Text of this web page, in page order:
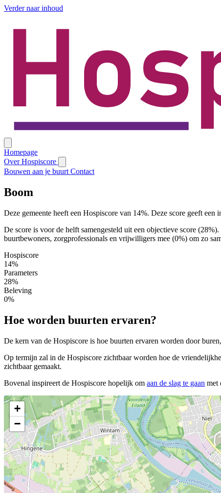
Verder naar inhoud
Homepage
Over Hospiscore
Bouwen aan je buurt Contact
Boom
Deze gemeente heeft een Hospiscore van 14%. Deze score geeft
De score is voor de helft samengesteld uit een objectieve score
buurtbewoners, zorgprofessionals en vrijwilligers mee (0%) om zo
Hospiscore
14%
Parameters
28%
Beleving
0%
Hoe worden buurten ervaren?
De kern van de Hospiscore is hoe buurten ervaren worden door
Op termijn zal in de Hospiscore zichtbaar worden hoe de
zichtbaar gemaakt.
Bovenal inspireert de Hospiscore hopelijk om aan de slag te gaan met
+
−